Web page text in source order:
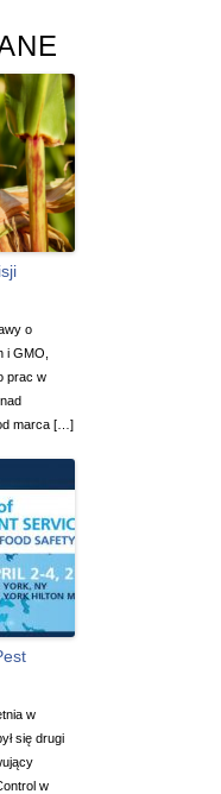
o
i GMO,
prac w
marca […]
w
się drugi
w